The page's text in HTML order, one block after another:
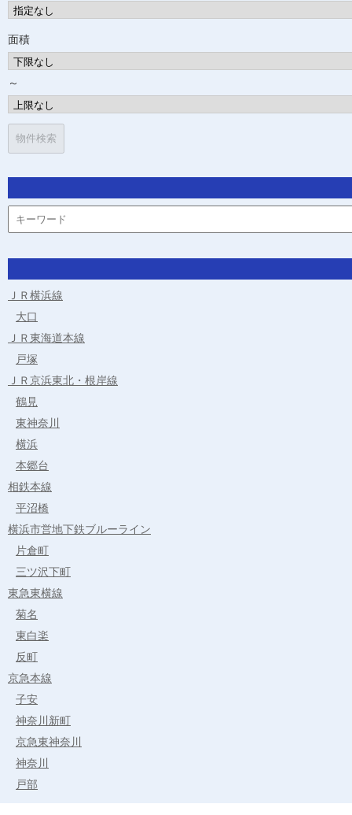
面積
～
ＪＲ横浜線
大口
ＪＲ東海道本線
戸塚
ＪＲ京浜東北・根岸線
鶴見
東神奈川
横浜
本郷台
相鉄本線
平沼橋
横浜市営地下鉄ブルーライン
片倉町
三ツ沢下町
東急東横線
菊名
東白楽
反町
京急本線
子安
神奈川新町
京急東神奈川
神奈川
戸部